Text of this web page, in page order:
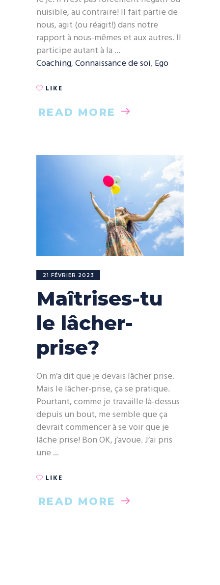
nuisible, au contraire! Il fait partie de
nous, agit (ou réagit!) dans notre
rapport à nous-mêmes et aux autres. Il
participe autant à la
Coaching,Connaissance de soi, Ego
LIKE
READ MORE
21 FÉVRIER 2023
Maîtrises-tu
le lâcher-
prise?
On m’a dit que je devais lâcher prise.
Mais le lâcher-prise, ça se pratique.
Pourtant, comme je travaille là-dessus
depuis un bout, me semble que ça
devrait commencer à se voir que je
lâche prise! Bon OK, j’avoue. J’ai pris
une
LIKE
READ MORE